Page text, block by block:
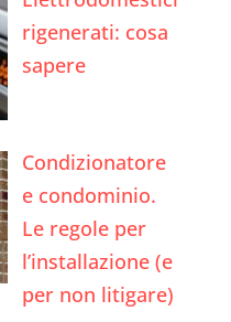
rigenerati: cosa
sapere
Condizionatore
e condominio.
Le regole per
l’installazione (e
per non litigare)